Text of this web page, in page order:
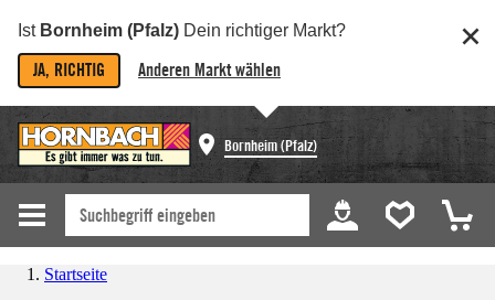
Ist Bornheim (Pfalz) Dein richtiger Markt?
JA, RICHTIG Anderen Markt wählen
Bornheim (Pfalz)
Startseite